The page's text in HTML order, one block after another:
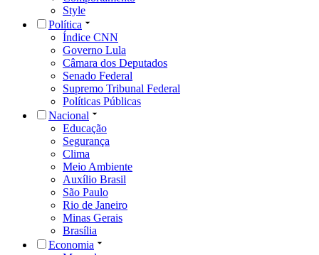
Style
Política
Índice CNN
Governo Lula
Câmara dos Deputados
Senado Federal
Supremo Tribunal Federal
Políticas Públicas
Nacional
Educação
Segurança
Clima
Meio Ambiente
Auxílio Brasil
São Paulo
Rio de Janeiro
Minas Gerais
Brasília
Economia